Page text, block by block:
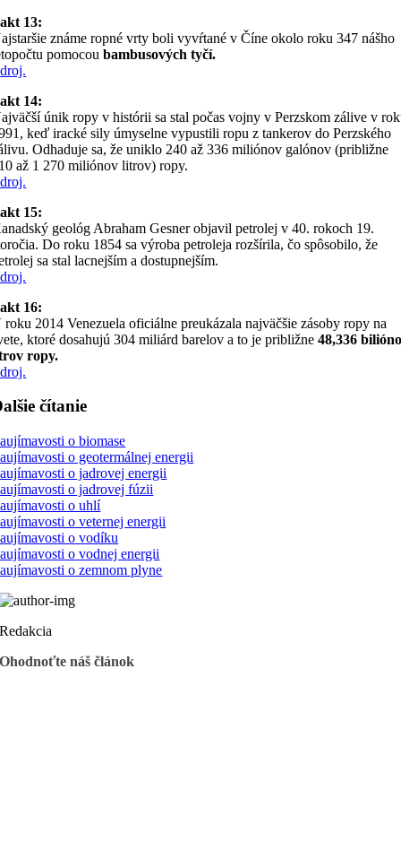
13:
známe ropné vrty boli vyvŕtané v Číne okolo roku 347 nášho
pomocoubambusových tyčí.
14:
únik ropy v histórii sa stal počas vojny v Perzskom zálive v
keď iracké sily úmyselne vypustili ropu z tankerov do Perzského
Odhaduje sa, že uniklo 240 až 336 miliónov galónov (približne
až 1 270 miliónov litrov) ropy.
15:
geológ Abraham Gesner objavil petrolej v 40. rokoch 19.
Do roku 1854 sa výroba petroleja rozšírila, čo spôsobilo, že
sa stal lacnejším a dostupnejším.
16:
roku 2014 Venezuela oficiálne preukázala najväčšie zásoby ropy na
ktoré dosahujú 304 miliárd barelov a to je približne48,336
ropy.
čítanie
o biomase
o geotermálnej energii
o jadrovej energii
o jadrovej fúzii
o uhlí
o veternej energii
o vodíku
o vodnej energii
o zemnom plyne
Redakcia
Ohodnoťte náš článok